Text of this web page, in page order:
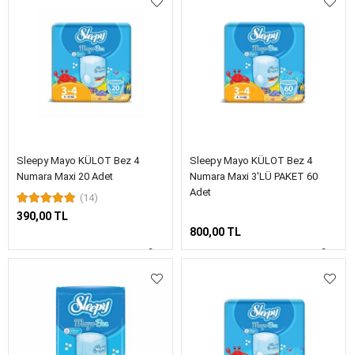
Sleepy Mayo KÜLOT Bez 4
Numara Maxi 20 Adet
(14)
390,00 TL
Sleepy Mayo KÜLOT Bez 4
Numara Maxi 3'LÜ PAKET 60
Adet
800,00 TL